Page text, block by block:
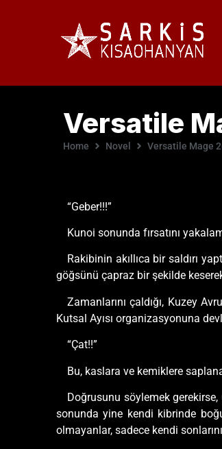
Versatile
Home Novel Versatile Mage
“Geber!!!”
Kunoi sonunda fırsatını
Rakibinin akıllıca bir saldırı
göğsünü çapraz bir şekilde
Zamanlarını çaldığı, Kuzey
Kutsal Ayısı organizasyonuna
“Çat!!”
Bu, kaslara ve kemiklere
Doğrusunu söylemek
sonunda yine kendi kibrinde
olmayanlar, sadece kendi